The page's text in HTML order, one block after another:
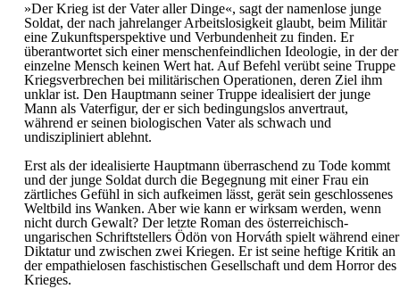
»Der Krieg ist der Vater aller Dinge«, sagt der namenlose junge
Soldat, der nach jahrelanger Arbeitslosigkeit glaubt, beim Militär
eine Zukunftsperspektive und Verbundenheit zu finden. Er
überantwortet sich einer menschenfeindlichen Ideologie, in der der
einzelne Mensch keinen Wert hat. Auf Befehl verübt seine Truppe
Kriegsverbrechen bei militärischen Operationen, deren Ziel ihm
unklar ist. Den Hauptmann seiner Truppe idealisiert der junge
Mann als Vaterfigur, der er sich bedingungslos anvertraut,
während er seinen biologischen Vater als schwach und
undiszipliniert ablehnt.
Erst als der idealisierte Hauptmann überraschend zu Tode kommt
und der junge Soldat durch die Begegnung mit einer Frau ein
zärtliches Gefühl in sich aufkeimen lässt, gerät sein geschlossenes
Weltbild ins Wanken. Aber wie kann er wirksam werden, wenn
nicht durch Gewalt? Der letzte Roman des österreichisch-
ungarischen Schriftstellers Ödön von Horváth spielt während einer
Diktatur und zwischen zwei Kriegen. Er ist seine heftige Kritik an
der empathielosen faschistischen Gesellschaft und dem Horror des
Krieges.